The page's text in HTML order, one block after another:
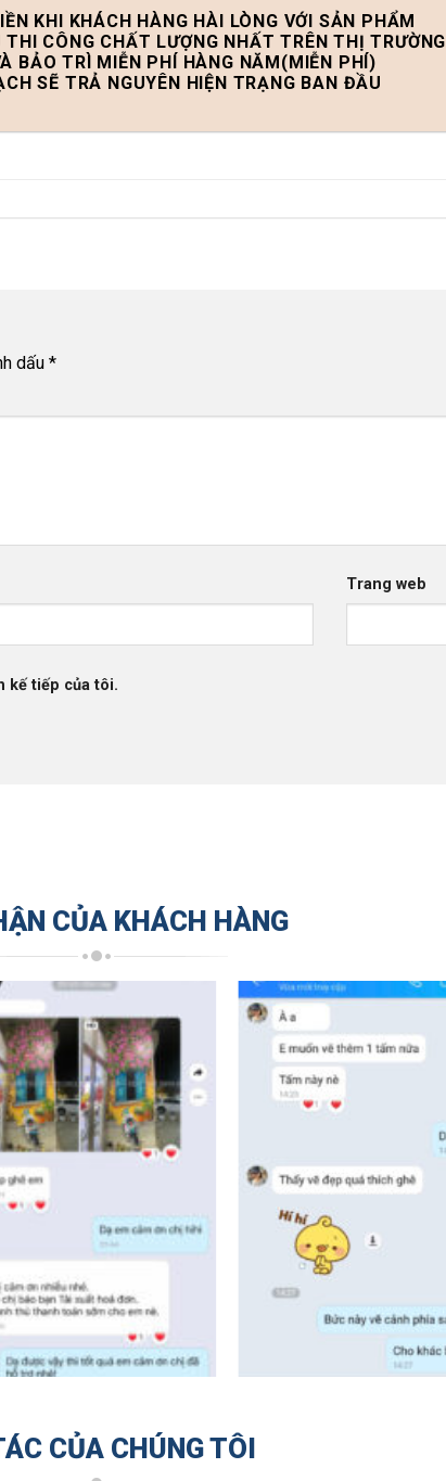
KHI KHÁCH HÀNG HÀI LÒNG VỚI SẢN PHẨM
CÔNG CHẤT LƯỢNG NHẤT TRÊN THỊ TRƯỜNG
BẢO TRÌ MIỄN PHÍ HÀNG NĂM(MIỄN PHÍ)
SẼ TRẢ NGUYÊN HIỆN TRẠNG BAN ĐẦU
dấu *
Trang web
kế tiếp của tôi.
CỦA KHÁCH HÀNG
CỦA CHÚNG TÔI